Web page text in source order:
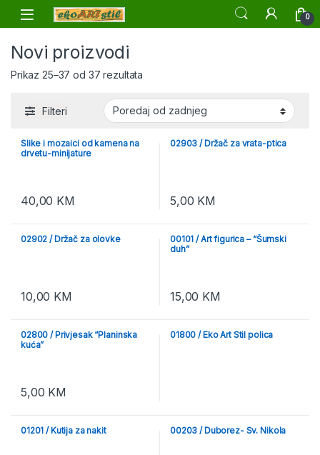
Skip to navigation
Skip to content
0
Novi proizvodi
Prikaz 25–37 od 37 rezultata
Filteri
Slike i mozaici od kamena na
drvetu-minijature
40,00 KM
02903 / Držač za vrata-ptica
5,00 KM
02902 / Držač za olovke
10,00 KM
00101 / Art figurica – “Šumski
duh”
15,00 KM
02800 / Privjesak “Planinska
kuća”
5,00 KM
01800 / Eko Art Stil polica
01201 / Kutija za nakit 00203 / Duborez- Sv. Nikola